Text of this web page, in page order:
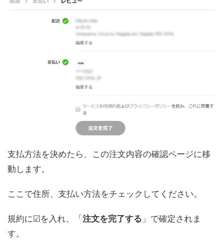
支払方法を決めたら、この注文内容の確認ページに移
動します。
ここで住所、支払い方法をチェックしてください。
規約に☑を入れ、「 注文を完了する 」で確定されま
す。